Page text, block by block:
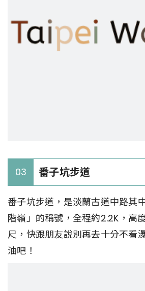
03 番子坑步道
番子坑步道，是淡蘭古道中路其
階嶺」的稱號，全程約2.2K，高
尺，快跟朋友說別再去十分不看
油吧！